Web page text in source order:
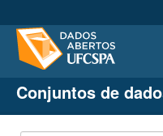
Conjuntos de dados
Organizações
Conjuntos de